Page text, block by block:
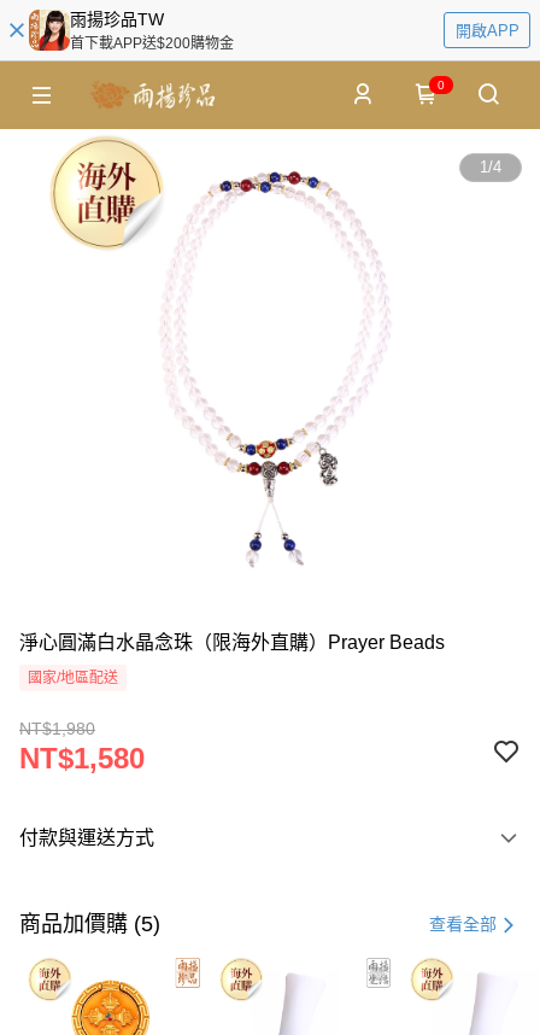
雨揚珍品TW
首下載APP送$200購物金
開啟APP
0
1/4
淨心圓滿白水晶念珠（限海外直購）Prayer Beads
國家/地區配送
NT$1,980
NT$1,580
付款與運送方式
信用卡一次付款
Apple Pay
Google Pay
商品加價購 (5) 查看全部